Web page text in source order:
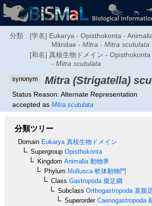
分類 : [学名] Eukarya - Opisthokonta -
Mitridae - Mitra - Mitra scutulata
[和名] 真核生物ドメイン -
- Mitra scutulata
synonym Mitra (Strigatella)
Status Reason: Alternate Representation
accepted as Mitra scutulata
分類ツリー
Domain Eukarya真核生物ドメイン
Supergroup Opisthokonta
Kingdom Animalia動物界
Phylum Mollusca軟体動物門
Class Gastropoda腹足綱
Subclass Orthogastropoda直腹
SuperorderCaenogastropoda